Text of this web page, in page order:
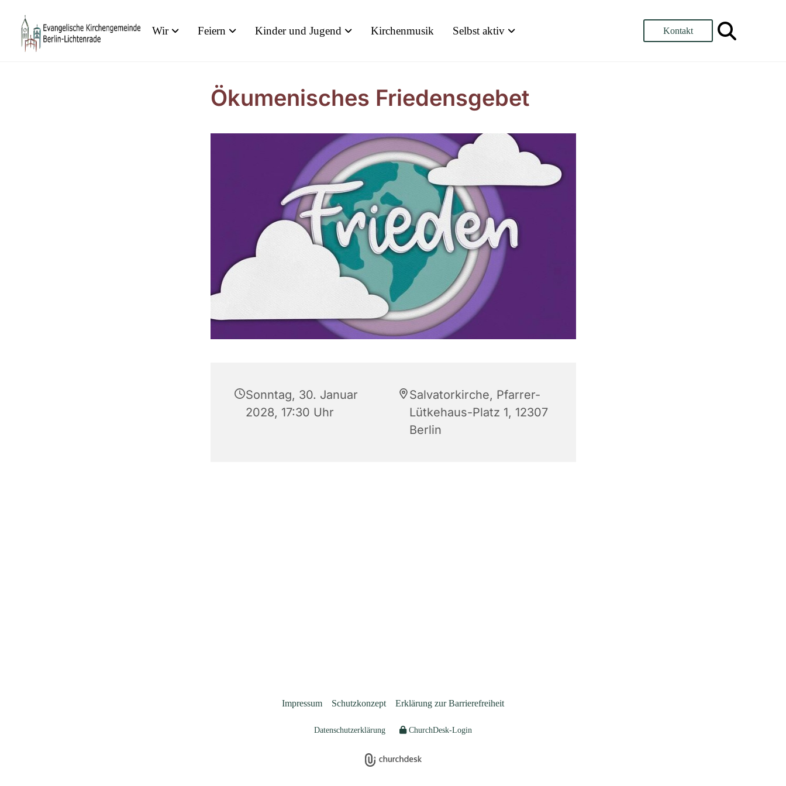
Wir Feiern Kinder und Jugend Kirchenmusik Selbst aktiv Kontakt
Ökumenisches Friedensgebet
Sonntag, 30. Januar
2028, 17:30 Uhr
Salvatorkirche, Pfarrer-
Lütkehaus-Platz 1, 12307
Berlin
Impressum Schutzkonzept Erklärung zur Barrierefreiheit
Datenschutzerklärung ChurchDesk-Login